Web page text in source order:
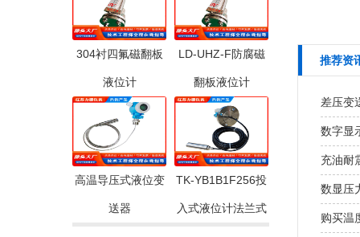
304衬四氟磁翻板
液位计
LD-UHZ-F防腐磁
翻板液位计
高温导压式液位变
送器
TK-YB1B1F256投
入式液位计法兰式
推荐资
差压变
数字显
充油耐
数显压
购买温